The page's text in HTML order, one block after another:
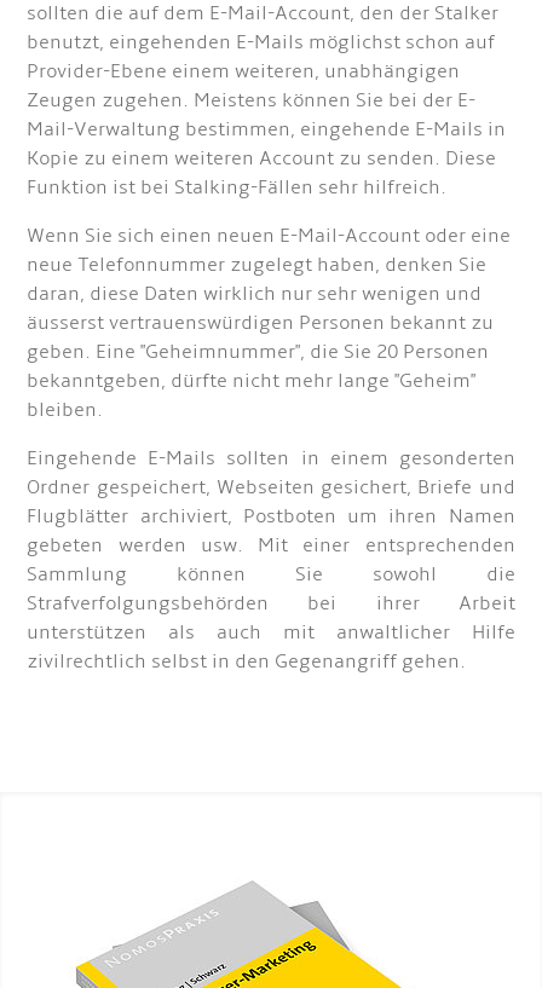
sollten die auf dem E-Mail-Account, den der Stalker
benutzt, eingehenden E-Mails möglichst schon auf
Provider-Ebene einem weiteren, unabhängigen
Zeugen zugehen. Meistens können Sie bei der E-
Mail-Verwaltung bestimmen, eingehende E-Mails in
Kopie zu einem weiteren Account zu senden. Diese
Funktion ist bei Stalking-Fällen sehr hilfreich.
Wenn Sie sich einen neuen E-Mail-Account oder eine
neue Telefonnummer zugelegt haben, denken Sie
daran, diese Daten wirklich nur sehr wenigen und
äusserst vertrauenswürdigen Personen bekannt zu
geben. Eine "Geheimnummer", die Sie 20 Personen
bekanntgeben, dürfte nicht mehr lange "Geheim"
bleiben.
Eingehende E-Mails sollten in einem gesonderten
Ordner gespeichert, Webseiten gesichert, Briefe und
Flugblätter archiviert, Postboten um ihren Namen
gebeten werden usw. Mit einer entsprechenden
Sammlung können Sie sowohl die
Strafverfolgungsbehörden bei ihrer Arbeit
unterstützen als auch mit anwaltlicher Hilfe
zivilrechtlich selbst in den Gegenangriff gehen.